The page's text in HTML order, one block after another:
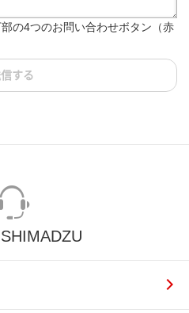
の4つのお問い合わせボタン（赤
する